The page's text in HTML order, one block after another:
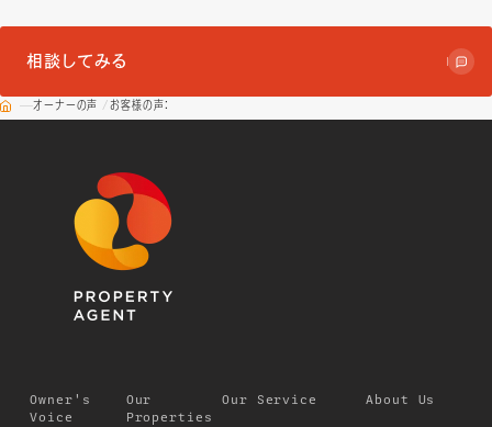
相談してみる
オーナーの声 お客様の声：
Owner's
Voice
Our
Properties
Our Service About Us